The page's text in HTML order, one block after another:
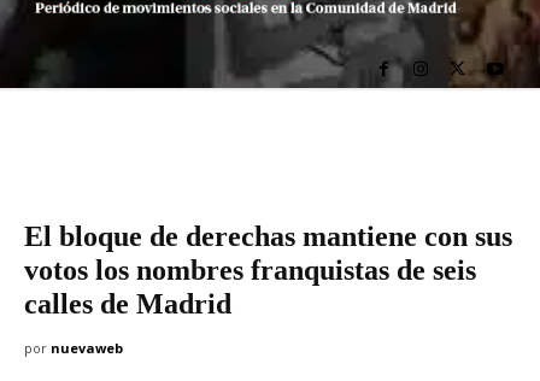
El bloque de derechas mantiene con sus
votos los nombres franquistas de seis
calles de Madrid
por nuevaweb